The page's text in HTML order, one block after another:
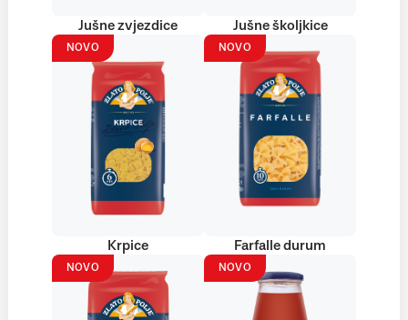
Jušne zvjezdice Jušne školjkice
NOVO
Krpice
NOVO
Farfalle durum
NOVO NOVO